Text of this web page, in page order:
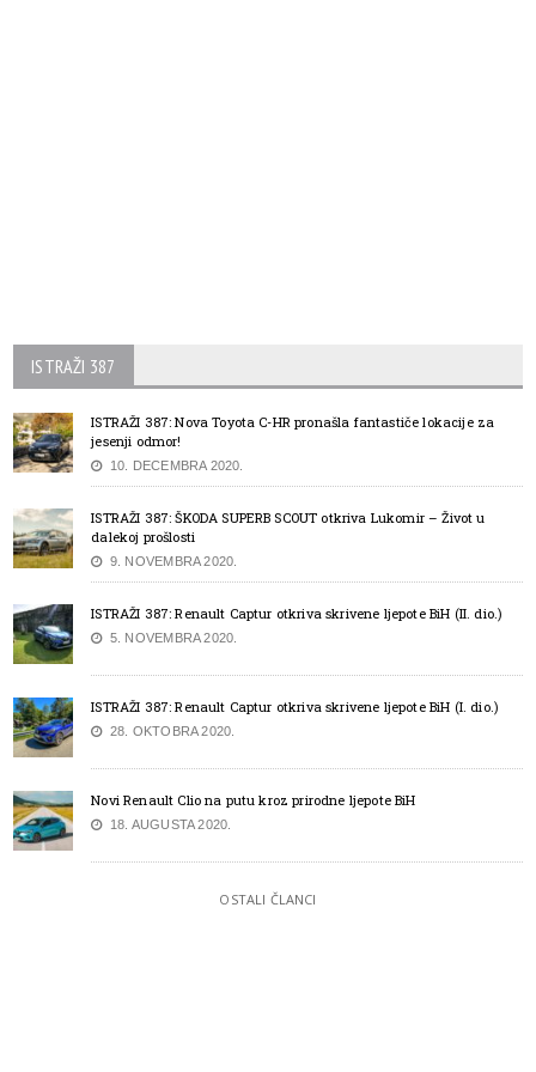
ISTRAŽI 387
ISTRAŽI 387: Nova Toyota C-HR pronašla fantastiče lokacije za
jesenji odmor!
10. DECEMBRA 2020.
ISTRAŽI 387: ŠKODA SUPERB SCOUT otkriva Lukomir – Život u
dalekoj prošlosti
9. NOVEMBRA 2020.
ISTRAŽI 387: Renault Captur otkriva skrivene ljepote BiH (II. dio.)
5. NOVEMBRA 2020.
ISTRAŽI 387: Renault Captur otkriva skrivene ljepote BiH (I. dio.)
28. OKTOBRA 2020.
Novi Renault Clio na putu kroz prirodne ljepote BiH
18. AUGUSTA 2020.
OSTALI ČLANCI